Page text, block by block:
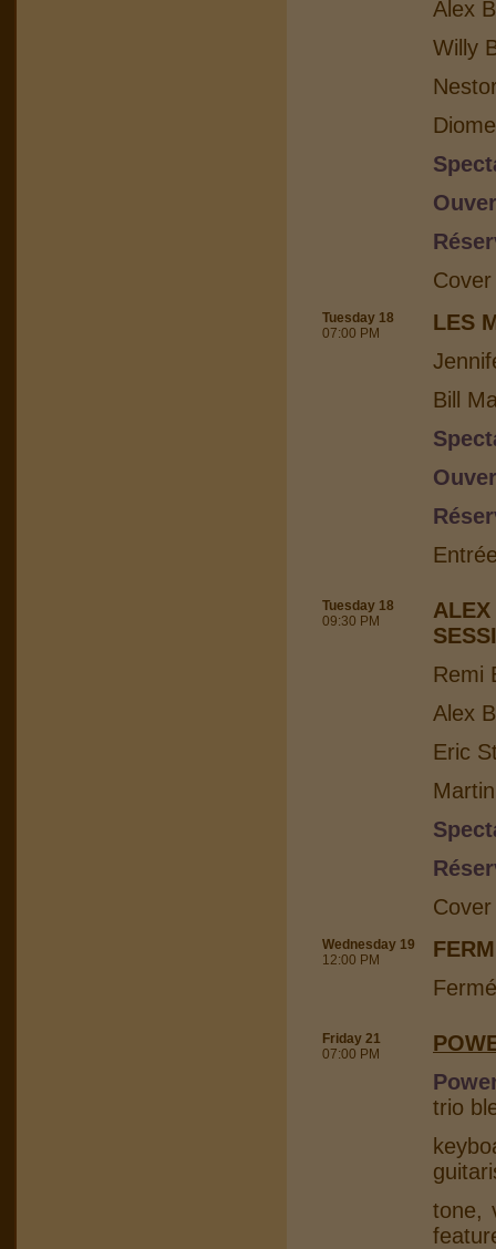
Alex
Willy
Tuesday 18
07:00 PM
LES
Bill
Tuesday 18
09:30 PM
Remi
Alex
Eric
Wednesday 19
12:00 PM
Friday 21
07:00 PM
trio
tone,